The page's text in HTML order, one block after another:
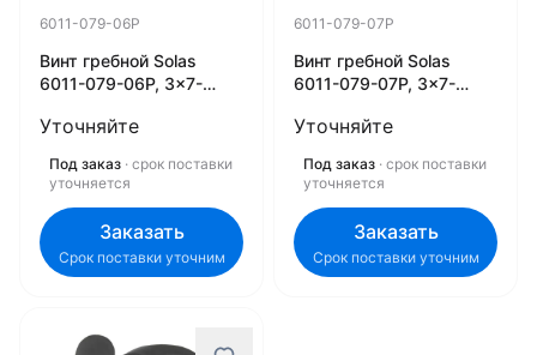
6011-079-06P
Винт гребной Solas
6011-079-06P, 3x7-
Уточняйте
Под заказ · срок поставки
уточняется
Заказать
Срок поставки уточним
6011-079-07P
Винт гребной Solas
6011-079-07P, 3x7-
Уточняйте
Под заказ · срок поставки
уточняется
Заказать
Срок поставки уточним